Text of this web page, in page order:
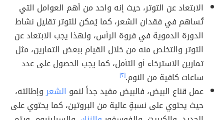
الابتعاد عن التوتر، حيث إنه واحد من أهم العوامل التي
تُساهم في فقدان الشعر، كما يُمكن للتوتر تقليل نشاط
الدورة الدموية في فروة الرأس، ولهذا يجب الابتعاد عن
التوتر والتخلص منه من خلال القيام ببعض التمارين، مثل
تمارين الاسترخاء أو التأمل، كما يجب الحصول على عدد
ساعات كافية من النوم.[٢]
عمل قناع البيض، فالبيض مفيد جداً لنمو الشعروإطالته،
حيث يحتوي على نسبةٍ عالية من البروتين، كما يحتوي على